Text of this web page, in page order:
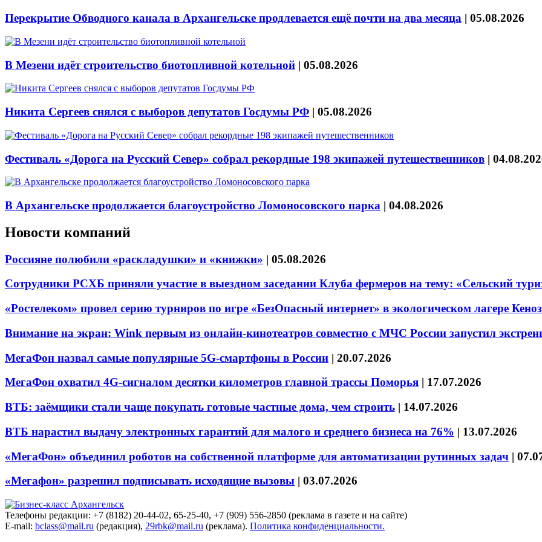
Перекрытие Обводного канала в Архангельске продлевается ещё почти на два месяца | 05.08.2026
В Мезени идёт строительство биотопливной котельной | 05.08.2026
Никита Сергеев снялся с выборов депутатов Госдумы РФ | 05.08.2026
Фестиваль «Дорога на Русский Север» собрал рекордные 198 экипажей путешественников |
В Архангельске продолжается благоустройство Ломоносовского парка | 04.08.2026
Новости компаний
Россияне полюбили «раскладушки» и «книжки» | 05.08.2026
Сотрудники РСХБ приняли участие в выездном заседании Клуба фермеров на тему: «Сельский
«Ростелеком» провел серию турниров по игре «БезОпасный интернет» в экологическом лагере
Внимание на экран: Wink первым из онлайн-кинотеатров совместно с МЧС России запустил
МегаФон назвал самые популярные 5G-смартфоны в России | 20.07.2026
МегаФон охватил 4G-сигналом десятки километров главной трассы Поморья | 17.07.2026
ВТБ: заёмщики стали чаще покупать готовые частные дома, чем строить | 14.07.2026
ВТБ нарастил выдачу электронных гарантий для малого и среднего бизнеса на 76% | 13.07.2026
«МегаФон» объединил роботов на собственной платформе для автоматизации рутинных задач |
«Мегафон» разрешил подписывать исходящие вызовы | 03.07.2026
Телефоны редакции: +7 (8182) 20-44-02, 65-25-40, +7 (909) 556-2850 (реклама в газете и на сайте)
E-mail: bclass@mail.ru (редакция), 29rbk@mail.ru (реклама). Политика конфиденциальности.